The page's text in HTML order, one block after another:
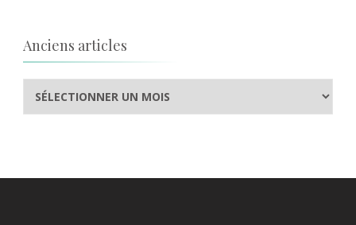
Anciens articles
Anciens
articles